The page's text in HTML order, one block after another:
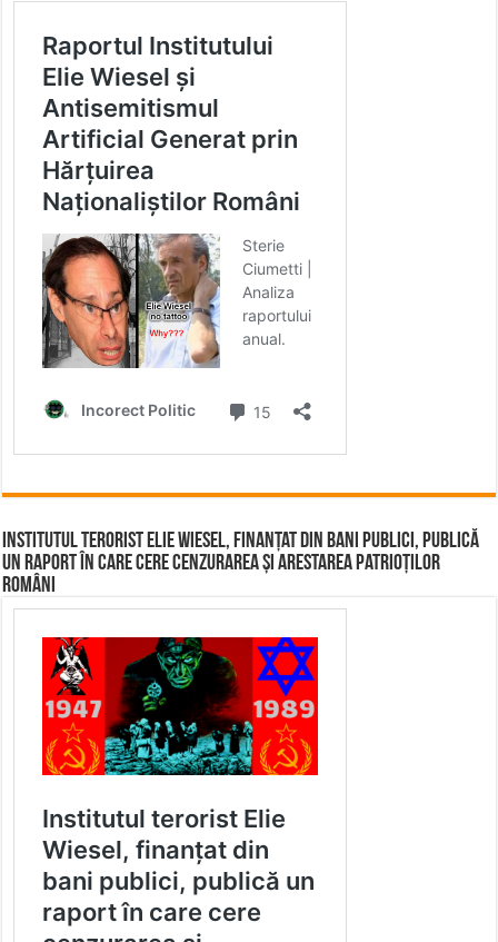
Institutul terorist Elie Wiesel, finanțat din bani publici, publică
un raport în care cere cenzurarea și arestarea patrioților
români